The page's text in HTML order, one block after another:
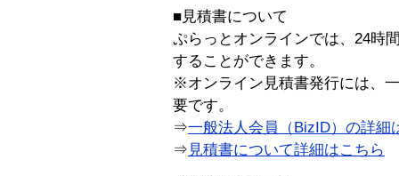
■見積書について
ぷらっとオンラインでは、24時
することができます。
※オンライン見積書発行には、
要です。
⇒一般法人会員（BizID）の詳細
⇒ 見積書について詳細はこちら